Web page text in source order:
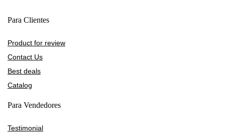
Para Clientes
Product for review
Contact Us
Best deals
Catalog
Para Vendedores
Testimonial